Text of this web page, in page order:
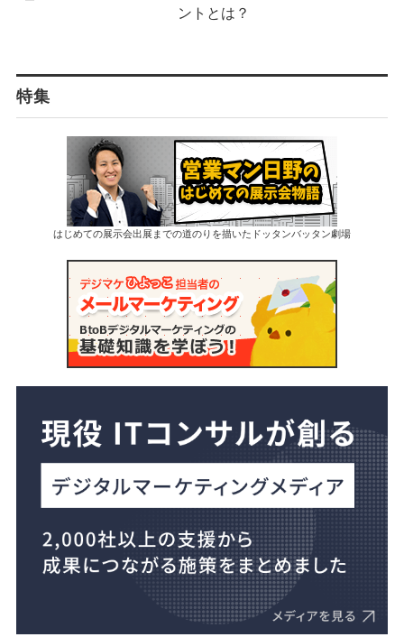
ントとは？
特集
はじめての展示会出展までの道のりを描いたドッタンバッタン劇場